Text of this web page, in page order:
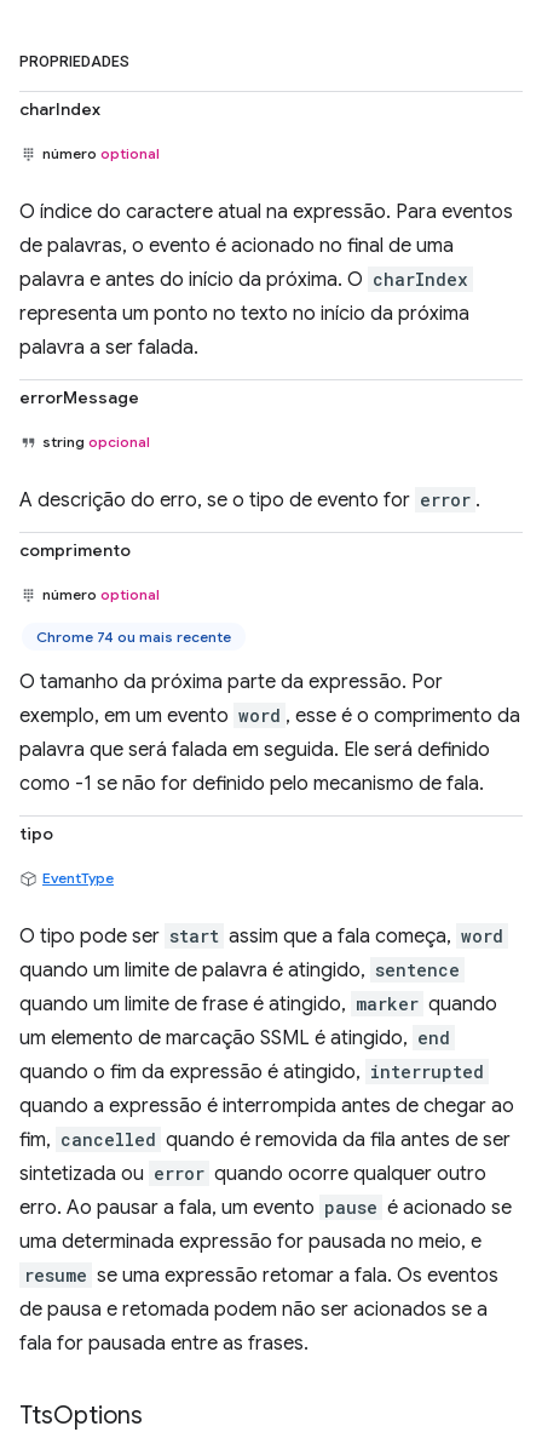
PROPRIEDADES
charIndex
número optional
O índice do caractere atual na expressão. Para eventos
de palavras, o evento é acionado no final de uma
palavra e antes do início da próxima. O charIndex
representa um ponto no texto no início da próxima
palavra a ser falada.
errorMessage
string opcional
A descrição do erro, se o tipo de evento for error .
comprimento
número optional
Chrome 74 ou mais recente
O tamanho da próxima parte da expressão. Por
exemplo, em um evento word , esse é o comprimento da
palavra que será falada em seguida. Ele será definido
como -1 se não for definido pelo mecanismo de fala.
tipo
EventType
O tipo pode ser start assim que a fala começa, word
quando um limite de palavra é atingido, sentence
quando um limite de frase é atingido, marker quando
um elemento de marcação SSML é atingido, end
quando o fim da expressão é atingido, interrupted
quando a expressão é interrompida antes de chegar ao
fim, cancelled quando é removida da fila antes de ser
sintetizada ou error quando ocorre qualquer outro
erro. Ao pausar a fala, um evento pause é acionado se
uma determinada expressão for pausada no meio, e
resume se uma expressão retomar a fala. Os eventos
de pausa e retomada podem não ser acionados se a
fala for pausada entre as frases.
TtsOptions